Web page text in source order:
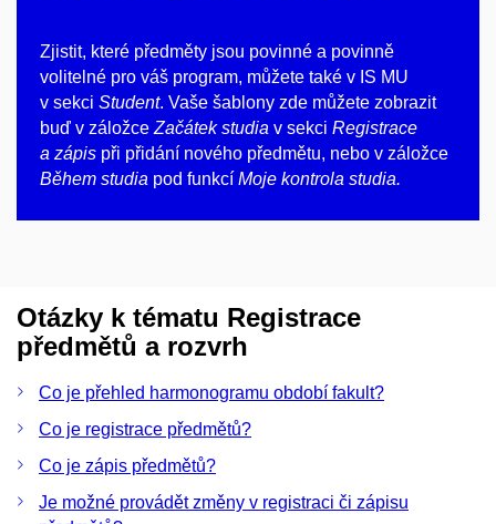
Zjistit, které předměty jsou povinné a povinně
volitelné pro váš program, můžete také v IS MU
v sekci Student. Vaše šablony zde můžete zobrazit
buď v záložce Začátek studia v sekci Registrace
a zápis při přidání nového předmětu, nebo v záložce
Během studia pod funkcí Moje kontrola studia.
Otázky k tématu Registrace
předmětů a rozvrh
Co je přehled harmonogramu období fakult?
Co je registrace předmětů?
Co je zápis předmětů?
Je možné provádět změny v registraci či zápisu